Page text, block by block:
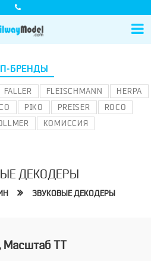
БРЕНДЫ
FALLER FLEISCHMANN
HERPA
PIKO PREISER
ROCO
КОМИССИЯ
ДЕКОДЕРЫ
ЗВУКОВЫЕ ДЕКОДЕРЫ
Масштаб TT